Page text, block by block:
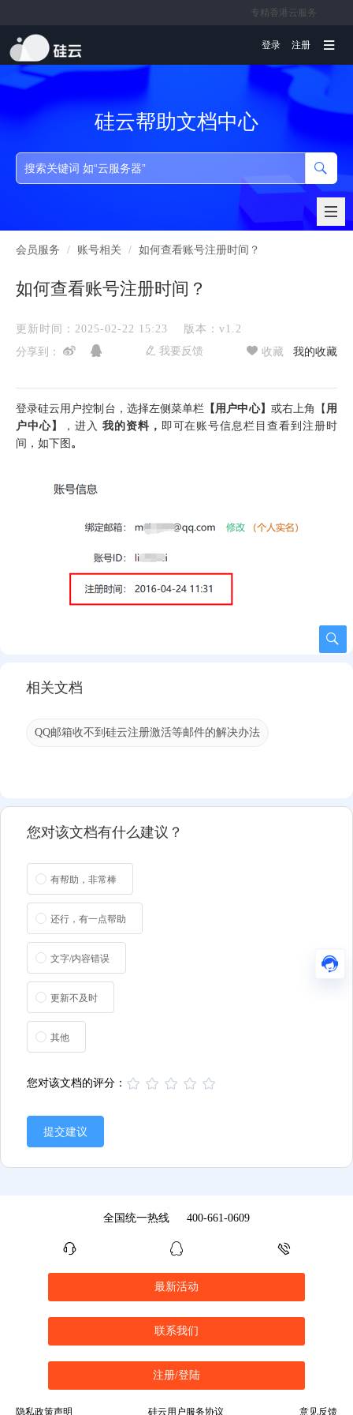
专精香港云服务
文档
登录 注册
硅云帮助文档中心
会员服务 / 账号相关 / 如何查看账号注册时间？
如何查看账号注册时间？
更新时间：2025-02-22 15:23
版本：v1.2
分享到：
我要反馈 收藏 我的收藏
登录硅云用户控制台，选择左侧菜单栏 【用户中心】 或右上角【 用
户中心】
，进入 我的资料， 即可在账号信息栏目查看到注册时
间，如下图 。
相关文档
QQ邮箱收不到硅云注册激活等邮件的解决办法
您对该文档有什么建议？
有帮助，非常棒
还行，有一点帮助
文字/内容错误
更新不及时
其他
您对该文档的评分：
提交建议
全国统一热线 400-661-0609
最新活动
联系我们
注册/登陆
隐私政策声明 硅云用户服务协议 意见反馈